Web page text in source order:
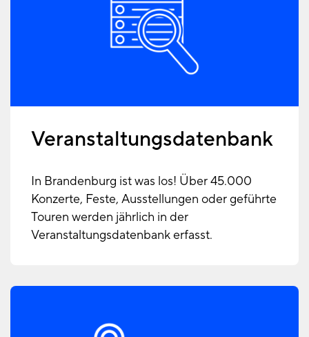
Veranstaltungsdatenbank
In Brandenburg ist was los! Über 45.000
Konzerte, Feste, Ausstellungen oder geführte
Touren werden jährlich in der
Veranstaltungsdatenbank erfasst.